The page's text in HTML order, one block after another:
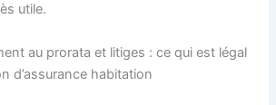
utile.
au prorata et litiges : ce qui est légal
d’assurance habitation